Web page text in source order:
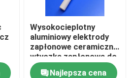
ozonowa
ozonowa
Wysokocieplotny
aluminiowy elektrody
zapłonowe ceramiczne
wtyczka zapłonowa do
kuchenki pellet
Najlepsza cena